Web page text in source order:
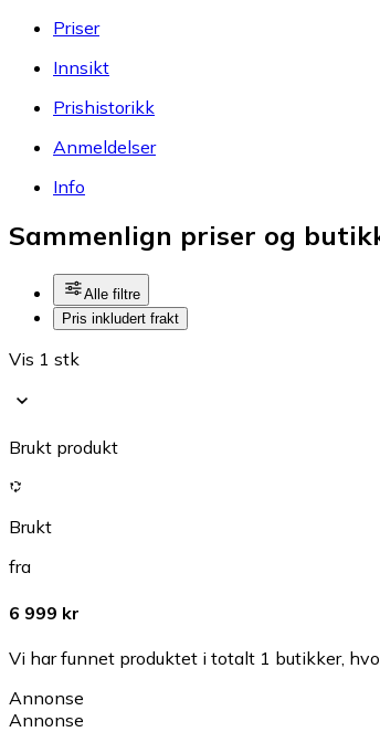
Priser
Innsikt
Prishistorikk
Anmeldelser
Info
Sammenlign priser og
Alle filtre
Pris inkludert frakt
Vis 1 stk
Brukt produkt
Brukt
fra
6 999 kr
Vi har funnet produktet i totalt 1 butikker,
Annonse
Annonse